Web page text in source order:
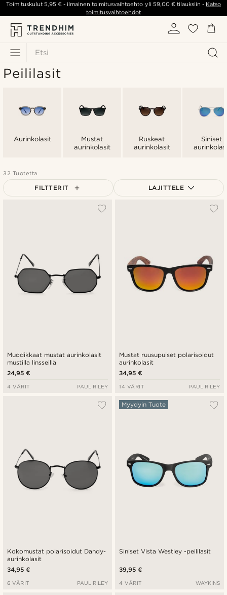
Etsi
Toimituskulut5,95 € - ilmainen toimitusvaihtoehto yli 59,00 €tilauksiin - Katso
toimitusvaihtoehdot
Peililasit
Aurinkolasit
Mustat
aurinkolasit
Ruskeat
aurinkolasit
Siniset
32 Tuotetta
FILTTERIT LAJITTELE
Muodikkaat mustat aurinkolasit
mustilla linsseillä
24,95 €
4 VÄRIT PAUL RILEY
Mustat ruusupuiset polarisoidut
aurinkolasit
34,95 €
14 VÄRIT PAUL RILEY
Kokomustat polarisoidut Dandy-
aurinkolasit
34,95 €
6 VÄRIT PAUL RILEY
Siniset Vista Westley -peililasit
Myydyin Tuote
39,95 €
4 VÄRIT WAYKINS